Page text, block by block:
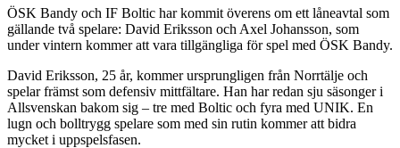
ÖSK Bandy och IF Boltic har kommit överens om ett låneavtal som
gällande två spelare: David Eriksson och Axel Johansson, som
under vintern kommer att vara tillgängliga för spel med ÖSK Bandy.
David Eriksson, 25 år, kommer ursprungligen från Norrtälje och
spelar främst som defensiv mittfältare. Han har redan sju säsonger i
Allsvenskan bakom sig – tre med Boltic och fyra med UNIK. En
lugn och bolltrygg spelare som med sin rutin kommer att bidra
mycket i uppspelsfasen.